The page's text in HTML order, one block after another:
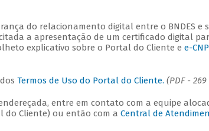
do relacionamento digital entre o BNDES e
a apresentação de um certificado digital
explicativo sobre o Portal do Cliente e e-
Termos de Uso do Portal do Cliente. (PDF - 269
entre em contato com a equipe
Cliente) ou então com a Central de